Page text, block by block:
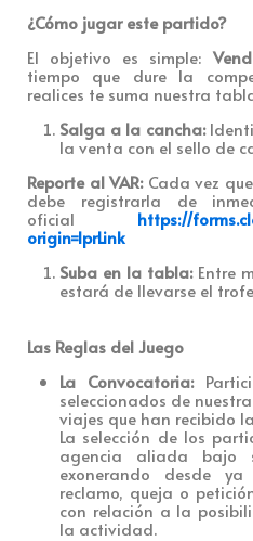
¿Cómo jugar este partido?
El objetivo es simple:
tiempo que dure la
realices te suma nuestra
Salga a la cancha:
la venta con el sello de
Reporte al VAR:Cada vez
debe registrarla de
oficial https://
origin=lprLink
Suba en la tabla:Entre
estará de llevarse el
Las Reglas del Juego
La Convocatoria:
seleccionados de
viajes que han recibido
La selección de los
agencia aliada bajo
exonerando desde
reclamo, queja o
con relación a la
la actividad.